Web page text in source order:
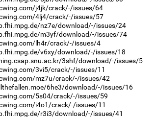
j4jk/crack/-/issues/64
4lj4/crack/-/issues/57
nz7e/download/-/issues/24
m3yf/download/-/issues/74
lh4r/crack/-/issues/4
v6xy/download/-/issues/18
3shf/download/-/issues/5
3vi5/crack/-/issues/11
mz7u/crack/-/issues/42
6he3/download/-/issues/16
5s04/crack/-/issues/59
i4o1/crack/-/issues/11
r3i3/download/-/issues/41